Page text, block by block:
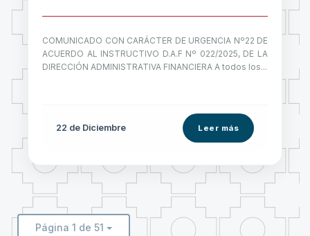
COMUNICADO CON CARÁCTER DE URGENCIA Nº22 DE
ACUERDO AL INSTRUCTIVO D.A.F Nº 022/2025, DE LA
DIRECCIÓN ADMINISTRATIVA FINANCIERA A todos los...
22 de Diciembre Leer más
Página 1 de 51